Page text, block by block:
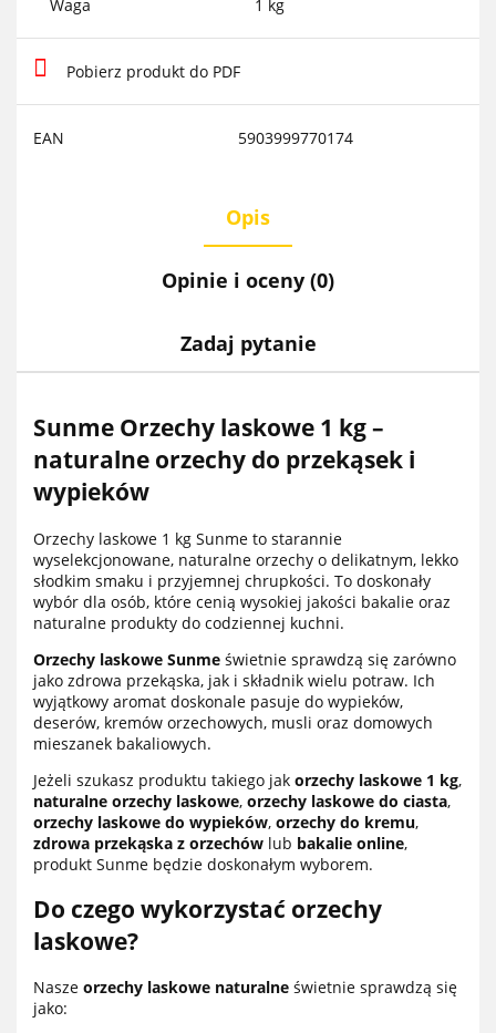
Waga 1 kg
Pobierz produkt do PDF
EAN 5903999770174
Opis
Opinie i oceny (0)
Zadaj pytanie
Sunme Orzechy laskowe 1 kg –
naturalne orzechy do przekąsek i
wypieków
Orzechy laskowe 1 kg Sunme to starannie
wyselekcjonowane, naturalne orzechy o delikatnym, lekko
słodkim smaku i przyjemnej chrupkości. To doskonały
wybór dla osób, które cenią wysokiej jakości bakalie oraz
naturalne produkty do codziennej kuchni.
Orzechy laskowe Sunme świetnie sprawdzą się zarówno
jako zdrowa przekąska, jak i składnik wielu potraw. Ich
wyjątkowy aromat doskonale pasuje do wypieków,
deserów, kremów orzechowych, musli oraz domowych
mieszanek bakaliowych.
Jeżeli szukasz produktu takiego jak orzechy laskowe 1 kg,
naturalne orzechy laskowe, orzechy laskowe do ciasta,
orzechy laskowe do wypieków, orzechy do kremu,
zdrowa przekąska z orzechów lub bakalie online,
produkt Sunme będzie doskonałym wyborem.
Do czego wykorzystać orzechy
laskowe?
Nasze orzechy laskowe naturalne świetnie sprawdzą się
jako: